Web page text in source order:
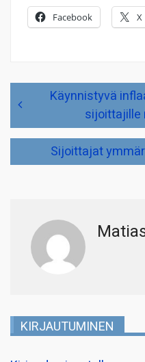
Facebook X
Artikkelien
selaus
Käynnistyvä
sijoittajille
Sijoittajat
KIRJAUTUMINEN